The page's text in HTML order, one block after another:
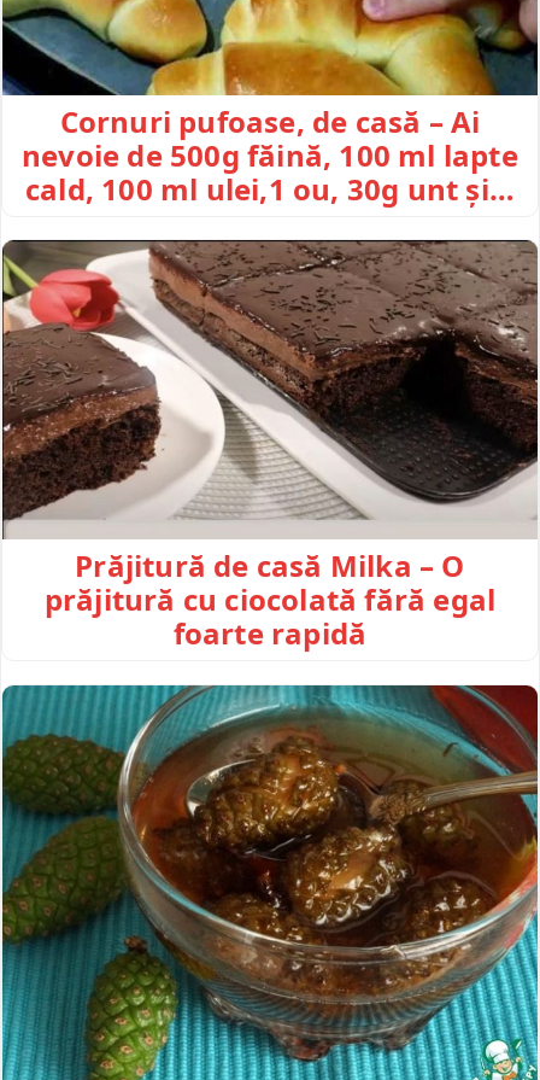
Cornuri pufoase, de casă – Ai
nevoie de 500g făină, 100 ml lapte
cald, 100 ml ulei,1 ou, 30g unt și…
Prăjitură de casă Milka – O
prăjitură cu ciocolată fără egal
foarte rapidă